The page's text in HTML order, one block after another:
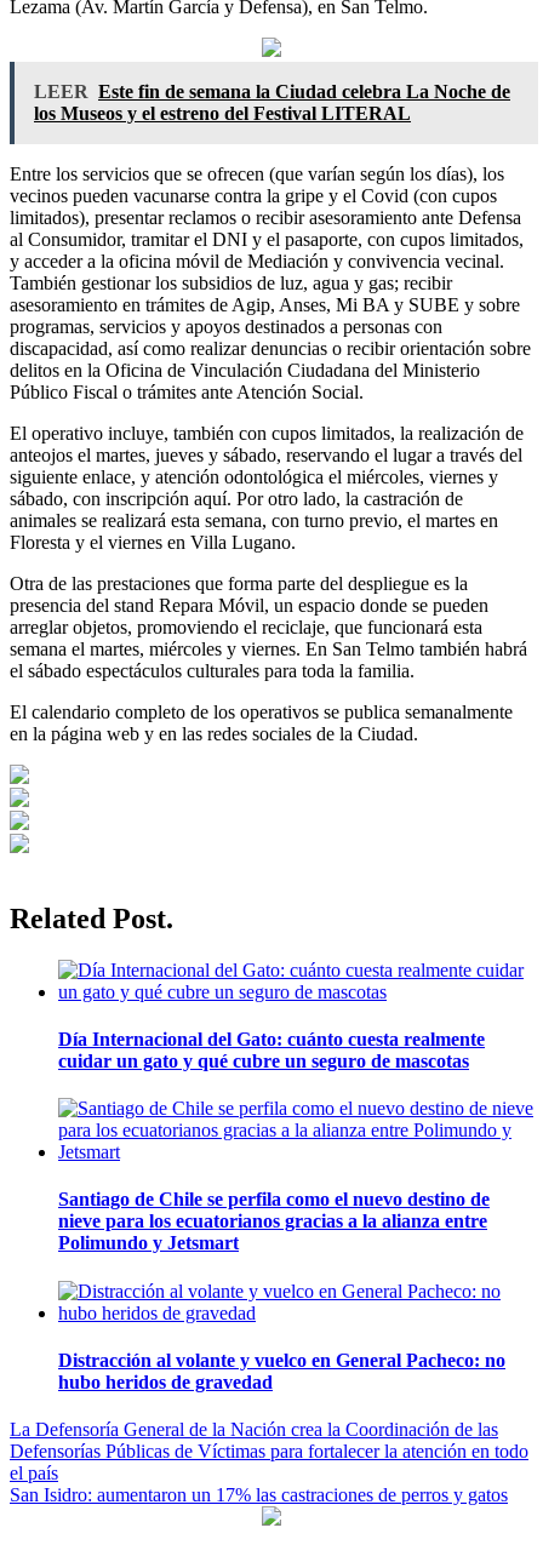
Lezama (Av. Martín García y Defensa), en San Telmo.
LEER Este fin de semana la Ciudad celebra La Noche de
los Museos y el estreno del Festival LITERAL
Entre los servicios que se ofrecen (que varían según los días), los
vecinos pueden vacunarse contra la gripe y el Covid (con cupos
limitados), presentar reclamos o recibir asesoramiento ante Defensa
al Consumidor, tramitar el DNI y el pasaporte, con cupos limitados,
y acceder a la oficina móvil de Mediación y convivencia vecinal.
También gestionar los subsidios de luz, agua y gas; recibir
asesoramiento en trámites de Agip, Anses, Mi BA y SUBE y sobre
programas, servicios y apoyos destinados a personas con
discapacidad, así como realizar denuncias o recibir orientación sobre
delitos en la Oficina de Vinculación Ciudadana del Ministerio
Público Fiscal o trámites ante Atención Social.
El operativo incluye, también con cupos limitados, la realización de
anteojos el martes, jueves y sábado, reservando el lugar a través del
siguiente enlace, y atención odontológica el miércoles, viernes y
sábado, con inscripción aquí. Por otro lado, la castración de
animales se realizará esta semana, con turno previo, el martes en
Floresta y el viernes en Villa Lugano.
Otra de las prestaciones que forma parte del despliegue es la
presencia del stand Repara Móvil, un espacio donde se pueden
arreglar objetos, promoviendo el reciclaje, que funcionará esta
semana el martes, miércoles y viernes. En San Telmo también habrá
el sábado espectáculos culturales para toda la familia.
El calendario completo de los operativos se publica semanalmente
en la página web y en las redes sociales de la Ciudad.
Related Post.
Día Internacional del Gato: cuánto cuesta realmente
cuidar un gato y qué cubre un seguro de mascotas
Santiago de Chile se perfila como el nuevo destino de
nieve para los ecuatorianos gracias a la alianza entre
Polimundo y Jetsmart
Distracción al volante y vuelco en General Pacheco: no
hubo heridos de gravedad
Navegación
de
entradas
La Defensoría General de la Nación crea la Coordinación de las
Defensorías Públicas de Víctimas para fortalecer la atención en todo
el país
San Isidro: aumentaron un 17% las castraciones de perros y gatos